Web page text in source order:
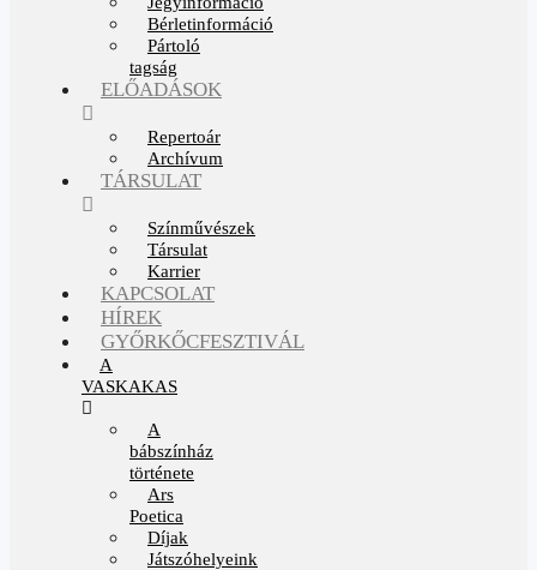
Bérletinformáció
Pártoló
tagság
ELŐADÁSOK
Repertoár
Archívum
TÁRSULAT
Színművészek
Társulat
Karrier
KAPCSOLAT
HÍREK
GYŐRKŐCFESZTIVÁL
A
VASKAKAS
A
bábszínház
története
Ars
Poetica
Díjak
Játszóhelyeink